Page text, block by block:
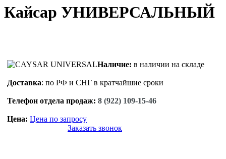
Кайсар УНИВЕРСАЛЬНЫЙ
Наличие: в наличии на складе
Доставка: по РФ и СНГ в кратчайшие сроки
Телефон отдела продаж: 8 (922) 109-15-46
Цена: Цена по запросу
Заказать звонок